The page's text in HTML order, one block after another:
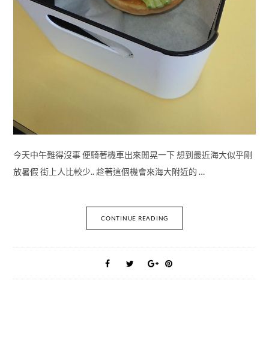
今天中午難得沒事 便騎著機車出來閒晃一下 想到最近海大似乎剛
放暑假 街上人比較少.. 趁著這個機會來海大附近的 …
CONTINUE READING